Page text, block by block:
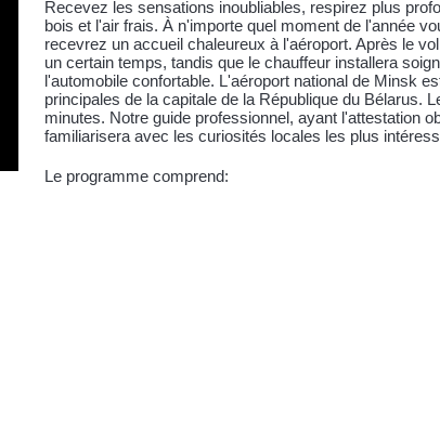
Recevez les sensations inoubliables, respirez plus
bois et l'air frais. À n'importe quel moment de l'année
recevrez un accueil chaleureux à l'aéroport. Après le
un certain temps, tandis que le chauffeur installera
l'automobile confortable. L'aéroport national de Minsk
principales de la capitale de la République du Bélarus.
minutes. Notre guide professionnel, ayant l'attestation
familiarisera avec les curiosités locales les plus
Le programme comprend: